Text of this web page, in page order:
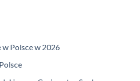
w Polsce w 2026